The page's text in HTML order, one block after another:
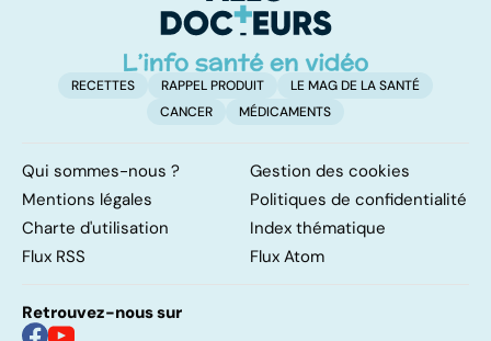
RECETTES RAPPEL PRODUIT
LE MAG DE LA SANTÉ
CANCER
MÉDICAMENTS
Qui sommes-nous ?
Gestion des cookies
Mentions légales
Politiques de confidentialité
Charte d'utilisation
Index thématique
Flux RSS
Flux Atom
Retrouvez-nous sur